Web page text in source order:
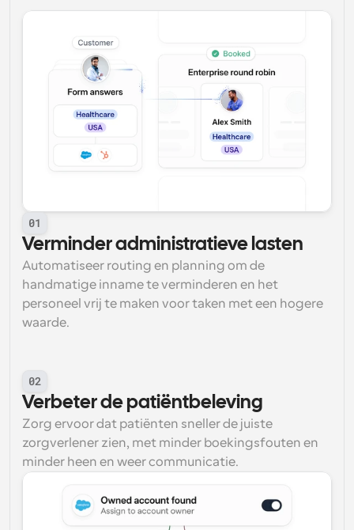
01
Verminder administratieve lasten
Automatiseer routing en planning om de
handmatige inname te verminderen en het
personeel vrij te maken voor taken met een hogere
waarde.
02
Verbeter de patiëntbeleving
Zorg ervoor dat patiënten sneller de juiste
zorgverlener zien, met minder boekingsfouten en
minder heen en weer communicatie.